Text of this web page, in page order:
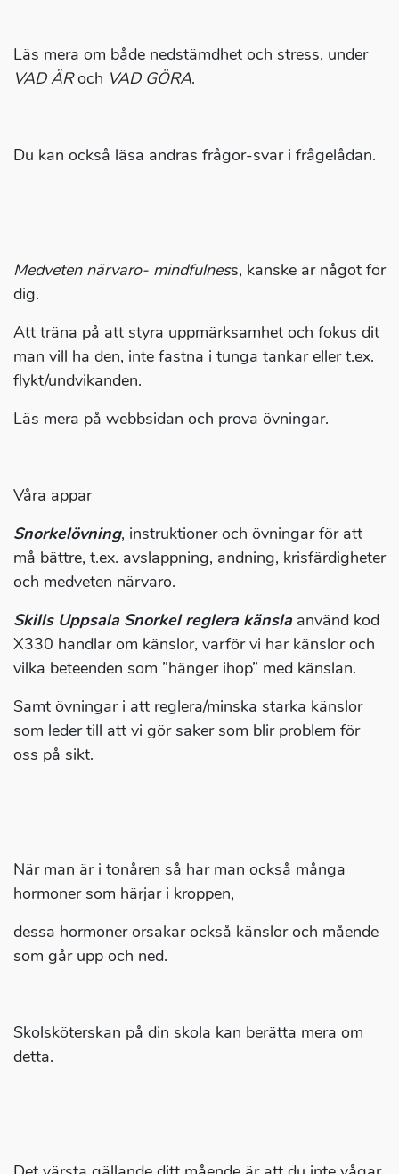
Läs mera om både nedstämdhet och stress, under
VAD ÄRoch VAD GÖRA.
Du kan också läsa andras frågor-svar i frågelådan.
Medveten närvaro- mindfulness, kanske är något för
dig.
Att träna på att styra uppmärksamhet och fokus dit
man vill ha den, inte fastna i tunga tankar eller t.ex.
flykt/undvikanden.
Läs mera på webbsidan och prova övningar.
Våra appar
Snorkelövning, instruktioner och övningar för att
må bättre, t.ex. avslappning, andning, krisfärdigheter
och medveten närvaro.
Skills Uppsala Snorkel reglera känslaanvänd kod
X330 handlar om känslor, varför vi har känslor och
vilka beteenden som ”hänger ihop” med känslan.
Samt övningar i att reglera/minska starka känslor
som leder till att vi gör saker som blir problem för
oss på sikt.
När man är i tonåren så har man också många
hormoner som härjar i kroppen,
dessa hormoner orsakar också känslor och mående
som går upp och ned.
Skolsköterskan på din skola kan berätta mera om
detta.